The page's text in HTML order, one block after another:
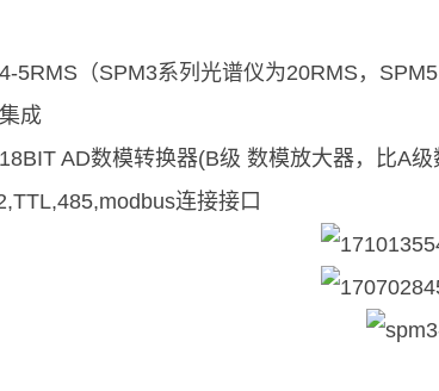
5RMS（SPM3系列光谱仪为20RMS，SPM5
成
AD数模转换器(B级 数模放大器，比A级
连接接口